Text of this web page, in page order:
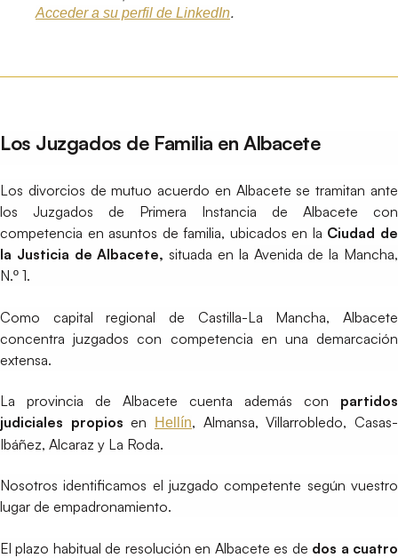
Acceder a su perfil de LinkedIn.
Los Juzgados de Familia en Albacete
Los divorcios de mutuo acuerdo en Albacete se tramitan ante
los Juzgados de Primera Instancia de Albacete con
competencia en asuntos de familia, ubicados en la Ciudad de
la Justicia de Albacete, situada en la Avenida de la Mancha,
N.º 1.
Como capital regional de Castilla-La Mancha, Albacete
concentra juzgados con competencia en una demarcación
extensa.
La provincia de Albacete cuenta además con partidos
judiciales propios en Hellín, Almansa, Villarrobledo, Casas-
Ibáñez, Alcaraz y La Roda.
Nosotros identificamos el juzgado competente según vuestro
lugar de empadronamiento.
El plazo habitual de resolución en Albacete es de dos a cuatro